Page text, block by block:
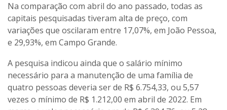
Na comparação com abril do ano passado, todas as
capitais pesquisadas tiveram alta de preço, com
variações que oscilaram entre 17,07%, em João Pessoa,
e 29,93%, em Campo Grande.
A pesquisa indicou ainda que o salário mínimo
necessário para a manutenção de uma família de
quatro pessoas deveria ser de R$ 6.754,33, ou 5,57
vezes o mínimo de R$ 1.212,00 em abril de 2022. Em